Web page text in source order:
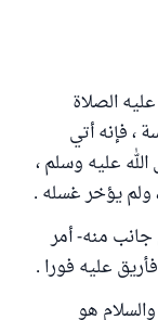
الصلاة
، فإنه أتي
عليه وسلم ،
ولم يؤخر غسله .
جانب منه- أمر
عليه فورا .
هو